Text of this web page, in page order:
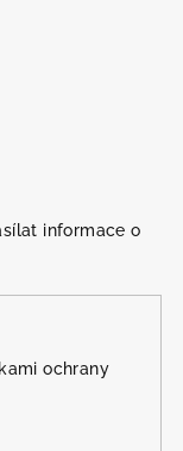
informace o
ochrany